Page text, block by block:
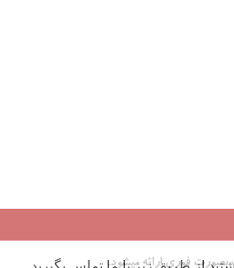
بصورت فوری ارائه میشود.